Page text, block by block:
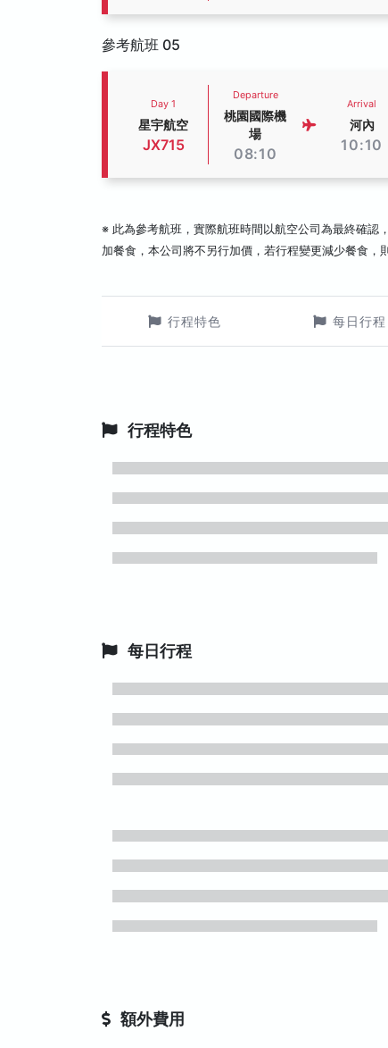
參考航班 05
Day 1
星宇航空
JX715
Departure
桃園國際機
場
08:10
Arrival
河內
10:10
※ 此為參考航班，實際航班時間以航空公司為最終確認
加餐食，本公司將不另行加價，若行程變更減少餐食，
行程特色 每日行程
行程特色
每日行程
額外費用